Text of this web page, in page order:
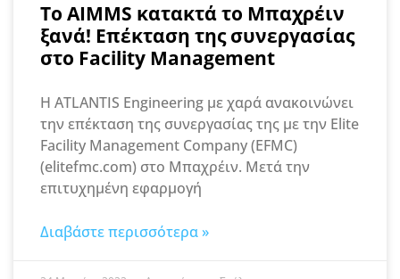
To ΑΙΜΜS κατακτά το Μπαχρέιν
ξανά! Επέκταση της συνεργασίας
στο Facility Management
Η ATLANTIS Engineering με χαρά ανακοινώνει
την επέκταση της συνεργασίας της με την Elite
Facility Management Company (EFMC)
(elitefmc.com) στο Μπαχρέιν. Μετά την
επιτυχημένη εφαρμογή
Διαβάστε περισσότερα »